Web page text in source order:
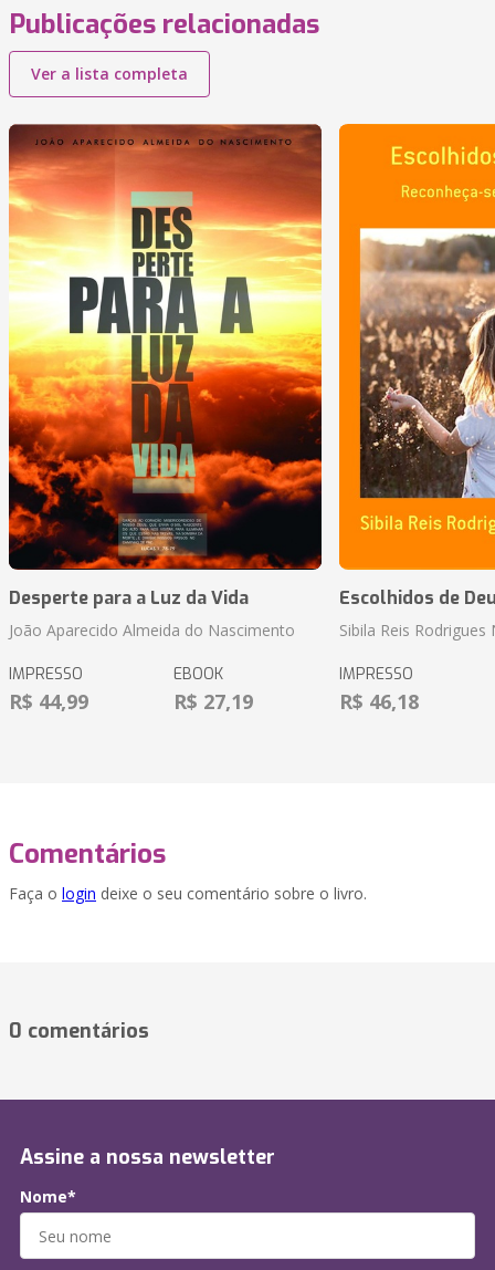
Publicações relacionadas
Ver a lista completa
Desperte para a Luz da Vida
João Aparecido Almeida do Nascimento
IMPRESSO
R$ 44,99
EBOOK
R$ 27,19
Escolhidos de
Sibila Reis
IMPRESSO
R$ 46,18
Comentários
Faça o login deixe o seu comentário sobre o livro.
0 comentários
Assine a nossa newsletter
Nome*